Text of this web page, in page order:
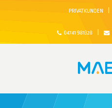
PRIVATKUNDEN
04741 981328